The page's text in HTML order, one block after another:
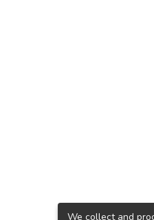
We collect and